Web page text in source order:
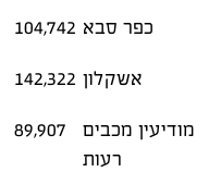
כפר סבא 104,742
אשקלון 142,322
מודיעין מכבים
רעות
89,907